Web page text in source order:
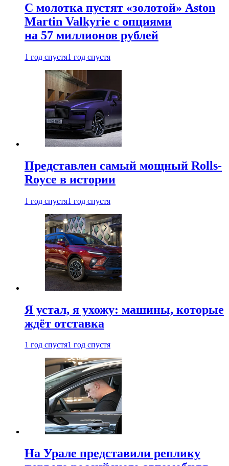
С молотка пустят «золотой» Aston
Martin Valkyrie с опциями
на 57 миллионов рублей
1 год спустя1 год спустя
Представлен самый мощный Rolls-
Royce в истории
1 год спустя1 год спустя
Я устал, я ухожу: машины, которые
ждёт отставка
1 год спустя1 год спустя
На Урале представили реплику